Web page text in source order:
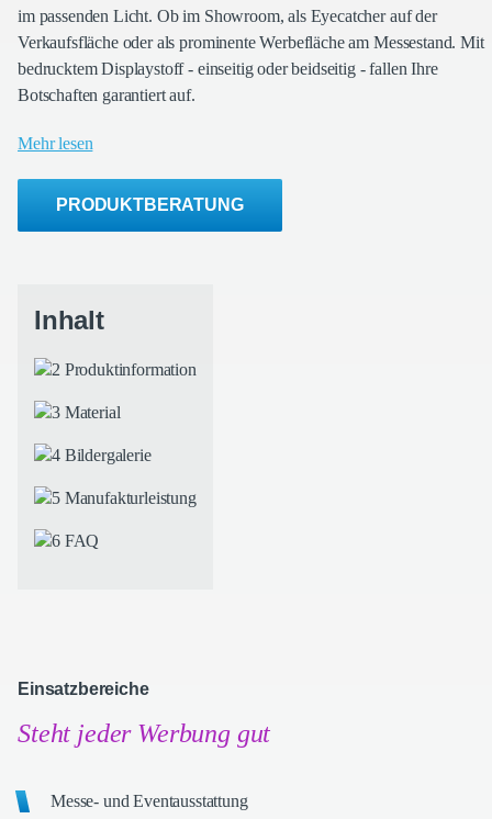
im passenden Licht. Ob im Showroom, als Eyecatcher auf der
Verkaufsfläche oder als prominente Werbefläche am Messestand. Mit
bedrucktem Displaystoff - einseitig oder beidseitig - fallen Ihre
Botschaften garantiert auf.
Mehr lesen
PRODUKTBERATUNG
Produktinformation
Material
Bildergalerie
Manufakturleistung
FAQ
Einsatzbereiche
Steht jeder Werbung gut
Messe- und Eventausstattung